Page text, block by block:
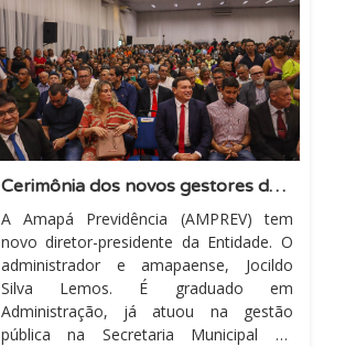
Cerimônia dos novos gestores de primeiro escalão
A Amapá Previdência (AMPREV) tem
novo diretor-presidente da Entidade. O
administrador e amapaense, Jocildo
Silva Lemos. É graduado em
Administração, já atuou na gestão
pública na Secretaria Municipal de